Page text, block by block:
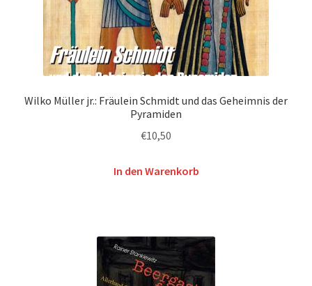
Wilko Müller jr.: Fräulein Schmidt und das Geheimnis der
Pyramiden
€10,50
In den Warenkorb